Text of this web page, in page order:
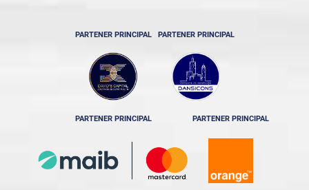
PARTENER PRINCIPAL PARTENER PRINCIPAL
PARTENER PRINCIPAL PARTENER PRINCIPAL